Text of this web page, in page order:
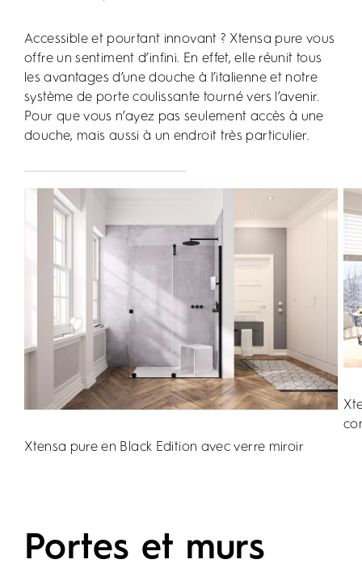
Accessible et pourtant innovant ? Xtensa pure vous
offre un sentiment d’infini. En effet, elle réunit tous
les avantages d’une douche à l’italienne et notre
système de porte coulissante tourné vers l’avenir.
Pour que vous n’ayez pas seulement accès à une
douche, mais aussi à un endroit très particulier.
Xtensa pure en Black Edition avec verre miroir
Portes et murs